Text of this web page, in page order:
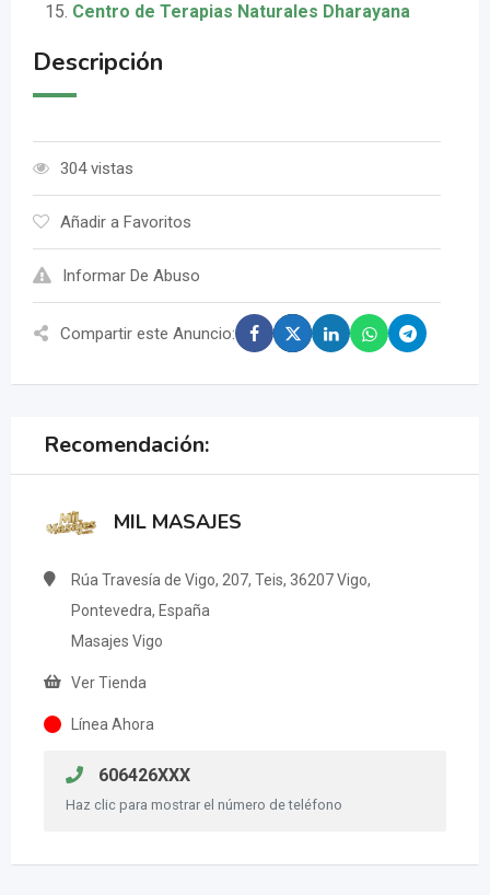
Centro de Terapias Naturales Dharayana
Descripción
304 vistas
Añadir a Favoritos
Informar De Abuso
Compartir este Anuncio:
Recomendación:
MIL MASAJES
Rúa Travesía de Vigo, 207, Teis, 36207 Vigo,
Pontevedra, España
Masajes Vigo
Ver Tienda
Línea Ahora
606426XXX
Haz clic para mostrar el número de teléfono